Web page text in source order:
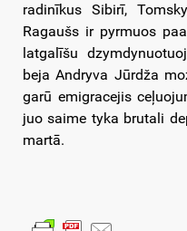
radinīkus Sibirī,
Ragaušs ir pyrmuos
latgalīšu
beja Andryva Jūrdža
garū emigracejis
juo saime tyka brutali
martā.